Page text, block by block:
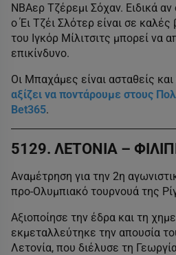
ΝΒΑερ Τζέρεμι Σόχαν. Ειδικά
ο Έι Τζέι Σλότερ είναι σε
του Ιγκόρ Μίλιτσιτς μπορεί να
επικίνδυνο.
Οι Μπαχάμες είναι ασταθείς
αξίζει να ποντάρουμε στους
Bet365.
5129. ΛΕΤΟΝΙΑ –
Αναμέτρηση για την 2η
προ-Ολυμπιακό τουρνουά της
Αξιοποίησε την έδρα και τη
εκμεταλλεύτηκε την απουσία
Λετονία, που διέλυσε τη